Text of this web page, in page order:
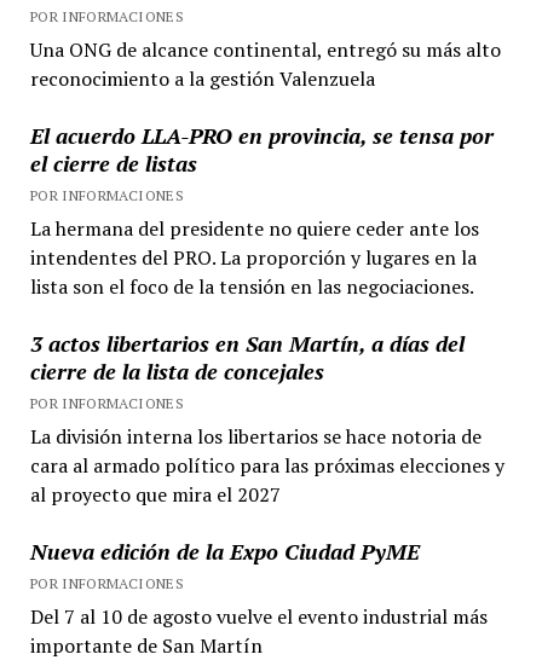
POR INFORMACIONES
Una ONG de alcance continental, entregó su más alto
reconocimiento a la gestión Valenzuela
El acuerdo LLA-PRO en provincia, se tensa por
el cierre de listas
POR INFORMACIONES
La hermana del presidente no quiere ceder ante los
intendentes del PRO. La proporción y lugares en la
lista son el foco de la tensión en las negociaciones.
3 actos libertarios en San Martín, a días del
cierre de la lista de concejales
POR INFORMACIONES
La división interna los libertarios se hace notoria de
cara al armado político para las próximas elecciones y
al proyecto que mira el 2027
Nueva edición de la Expo Ciudad PyME
POR INFORMACIONES
Del 7 al 10 de agosto vuelve el evento industrial más
importante de San Martín